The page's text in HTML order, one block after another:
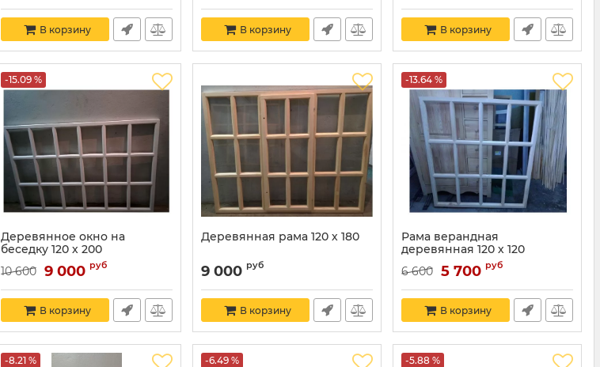
В корзину В корзину В корзину
-15.09 %
Деревянное окно на
беседку 120 х 200
10 600 9 000 руб
В корзину
Деревянная рама 120 х 180
9 000 руб
В корзину
-13.64 %
Рама верандная
деревянная 120 х 120
6 600 5 700 руб
В корзину
-8.21 % -6.49 % -5.88 %